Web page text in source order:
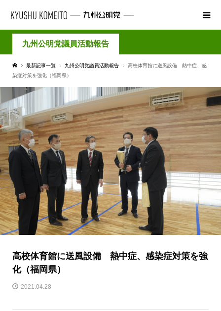
九州公明党議員活動報告
最新記事一覧 九州公明党議員活動報告
高校体育館に送風設備 熱中症、感
染症対策を強化（福岡県）
高校体育館に送風設備 熱中症、感染症対策を強
化（福岡県）
2021.04.28